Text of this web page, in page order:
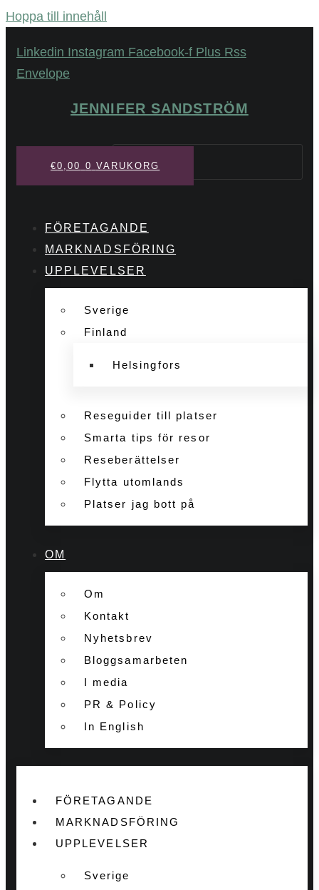
Hoppa till innehåll
Linkedin Instagram Facebook-f Plus Rss
Envelope
JENNIFER SANDSTRÖM
Sök
€0,00 0 VARUKORG
FÖRETAGANDE
MARKNADSFÖRING
UPPLEVELSER
Sverige
Finland
Helsingfors
Reseguider till platser
Smarta tips för resor
Reseberättelser
Flytta utomlands
Platser jag bott på
OM
Om
Kontakt
Nyhetsbrev
Bloggsamarbeten
I media
PR & Policy
In English
FÖRETAGANDE
MARKNADSFÖRING
UPPLEVELSER
Sverige